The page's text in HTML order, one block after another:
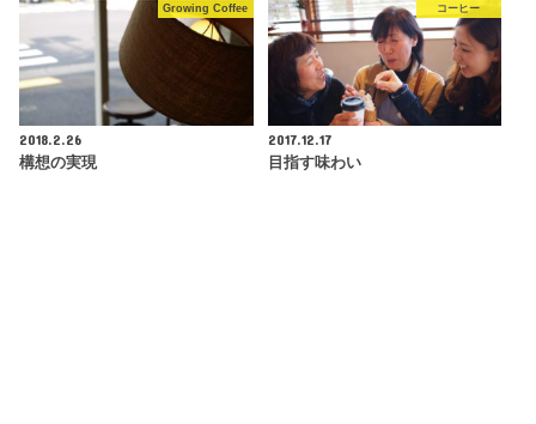
Growing Coffee
2018.2.26
構想の実現
コーヒー
2017.12.17
目指す味わい